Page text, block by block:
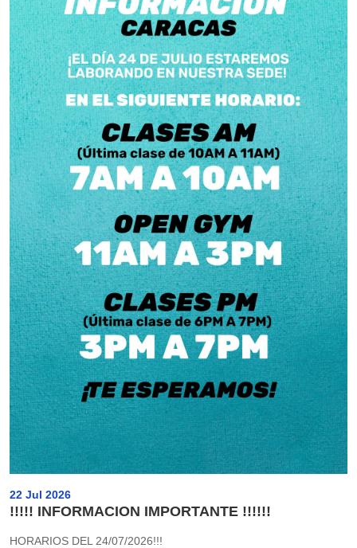
22 Jul 2026
!!!!! INFORMACION IMPORTANTE !!!!!!
HORARIOS DEL 24/07/2026!!!